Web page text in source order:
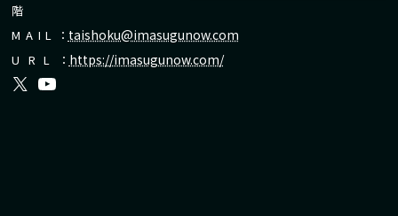
階
MAIL
： taishoku@imasugunow.com
URL ： https://imasugunow.com/